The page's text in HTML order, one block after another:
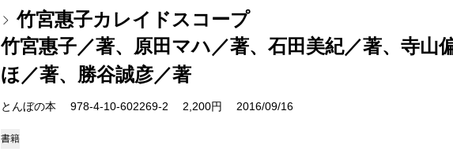
竹宮惠子カレイドスコープ
竹宮惠子／著、原田マハ／著、石田美紀／著、寺山
ほ／著、勝谷誠彦／著
とんぼの本 978-4-10-602269-2 2,200円 2016/09/16
書籍